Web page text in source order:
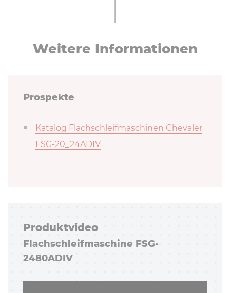
Weitere In­for­ma­tio­nen
Prospekte
Katalog Flachschleifmaschinen Chevaler
FSG-20_24ADIV
Pro­dukt­vi­deo
Flach­schleif­ma­schi­ne FSG-
2480ADIV